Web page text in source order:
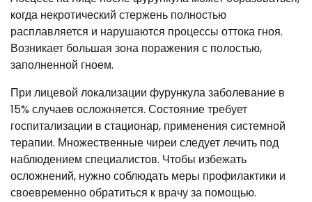
когда некротический стержень полностью
расплавляется и нарушаются процессы оттока гноя.
Возникает большая зона поражения с полостью,
заполненной гноем.
При лицевой локализации фурункула заболевание в
15% случаев осложняется. Состояние требует
госпитализации в стационар, применения системной
терапии. Множественные чиреи следует лечить под
наблюдением специалистов. Чтобы избежать
осложнений, нужно соблюдать меры профилактики и
своевременно обратиться к врачу за помощью.